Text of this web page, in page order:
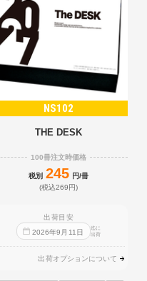
NS102
THE DESK
100冊注文時価格
税別 245 円/冊
(税込269円)
出荷目安
2026年9 月 11 日
迄に
出荷
出荷オプションについて